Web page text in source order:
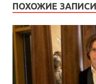
ПОХОЖИЕ ЗАПИСИ